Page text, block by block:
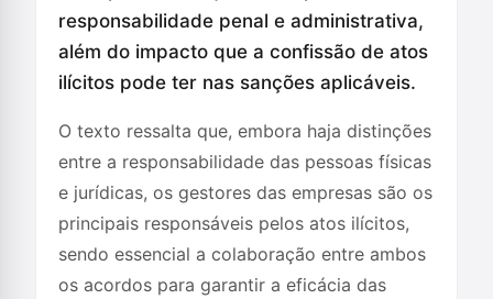
responsabilidade penal e administrativa,
além do impacto que a confissão de atos
ilícitos pode ter nas sanções aplicáveis.
O texto ressalta que, embora haja distinções
entre a responsabilidade das pessoas físicas
e jurídicas, os gestores das empresas são os
principais responsáveis pelos atos ilícitos,
sendo essencial a colaboração entre ambos
os acordos para garantir a eficácia das